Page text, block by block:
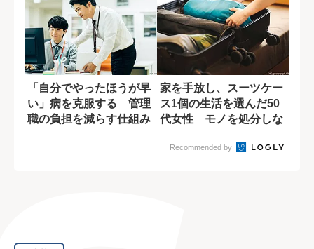
「自分でやったほうが早
い」病を克服する 管理
職の負担を減らす仕組み
家を手放し、スーツケー
ス1個の生活を選んだ50
代女性 モノを処分しな
Recommended by